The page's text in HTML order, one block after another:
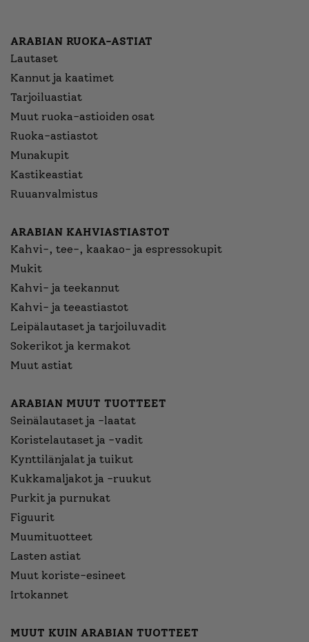
ARABIAN RUOKA-ASTIAT
Lautaset
Kannut ja kaatimet
Tarjoiluastiat
Muut ruoka-astioiden osat
Ruoka-astiastot
Munakupit
Kastikeastiat
Ruuanvalmistus
ARABIAN KAHVIASTIASTOT
Kahvi-, tee-, kaakao- ja espressokupit
Mukit
Kahvi- ja teekannut
Kahvi- ja teeastiastot
Leipälautaset ja tarjoiluvadit
Sokerikot ja kermakot
Muut astiat
ARABIAN MUUT TUOTTEET
Seinälautaset ja -laatat
Koristelautaset ja -vadit
Kynttilänjalat ja tuikut
Kukkamaljakot ja -ruukut
Purkit ja purnukat
Figuurit
Muumituotteet
Lasten astiat
Muut koriste-esineet
Irtokannet
MUUT KUIN ARABIAN TUOTTEET